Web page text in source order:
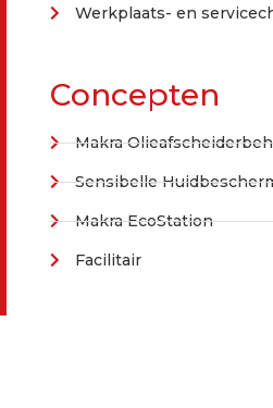
Werkplaats- en
Concepten
Makra
Sensibelle
Makra EcoStation
Facilitair